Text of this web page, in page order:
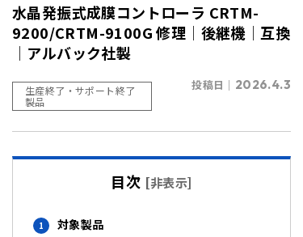
水晶発振式成膜コントローラ CRTM-
9200/CRTM-9100G 修理│後継機│互換
│アルバック社製
生産終了・サポート終了
製品
投稿日｜ 2026.4.3
目次 [非表示]
対象製品